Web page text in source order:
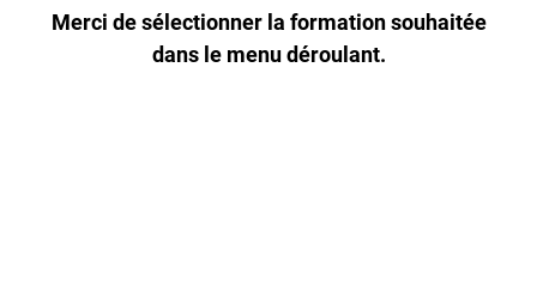
Merci de sélectionner la formation souhaitée
dans le menu déroulant.